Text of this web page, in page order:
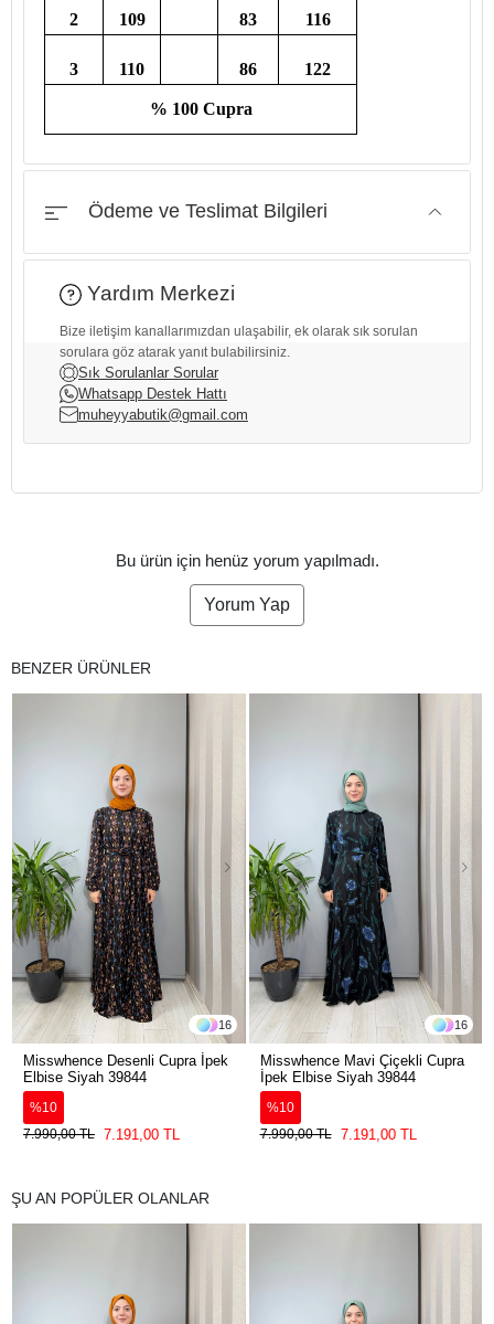
2 109 83 116
3 110 86 122
% 100 Cupra
Ödeme ve Teslimat Bilgileri
Yardım Merkezi
Bize iletişim kanallarımızdan ulaşabilir, ek olarak sık sorulan
sorulara göz atarak yanıt bulabilirsiniz.
Sık Sorulanlar Sorular
Whatsapp Destek Hattı
muheyyabutik@gmail.com
Bu ürün için henüz yorum yapılmadı.
Yorum Yap
BENZER ÜRÜNLER
16
Misswhence Desenli Cupra İpek
Elbise Siyah 39844
%10
7.990,00 TL 7.191,00 TL
16
Misswhence Mavi Çiçekli Cupra
İpek Elbise Siyah 39844
%10
7.990,00 TL
7.191,00 TL
ŞU AN POPÜLER OLANLAR